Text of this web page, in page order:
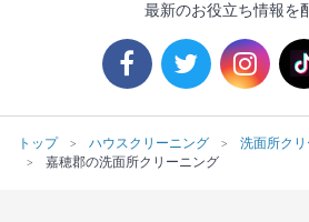
最新のお役立ち情報を
トップ ハウスクリーニング 洗面所ク
嘉穂郡の洗面所クリーニング